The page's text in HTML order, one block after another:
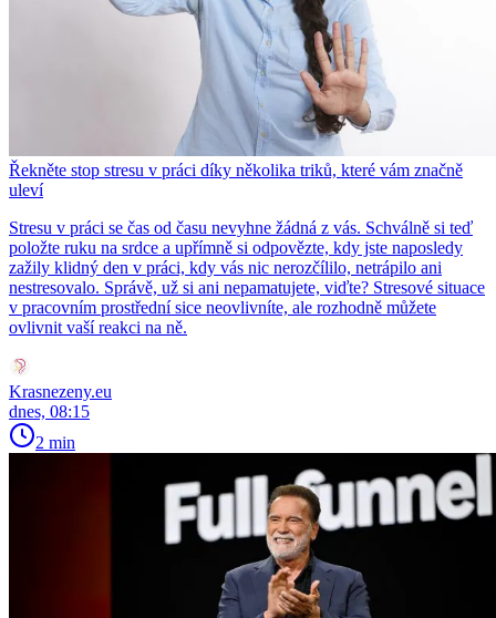
Řekněte stop stresu v práci díky několika triků, které vám značně
uleví
Stresu v práci se čas od času nevyhne žádná z vás. Schválně si teď
položte ruku na srdce a upřímně si odpovězte, kdy jste naposledy
zažily klidný den v práci, kdy vás nic nerozčílilo, netrápilo ani
nestresovalo. Správě, už si ani nepamatujete, viďte? Stresové situace
v pracovním prostřední sice neovlivníte, ale rozhodně můžete
ovlivnit vaší reakci na ně.
Krasnezeny.eu
dnes, 08:15
2 min